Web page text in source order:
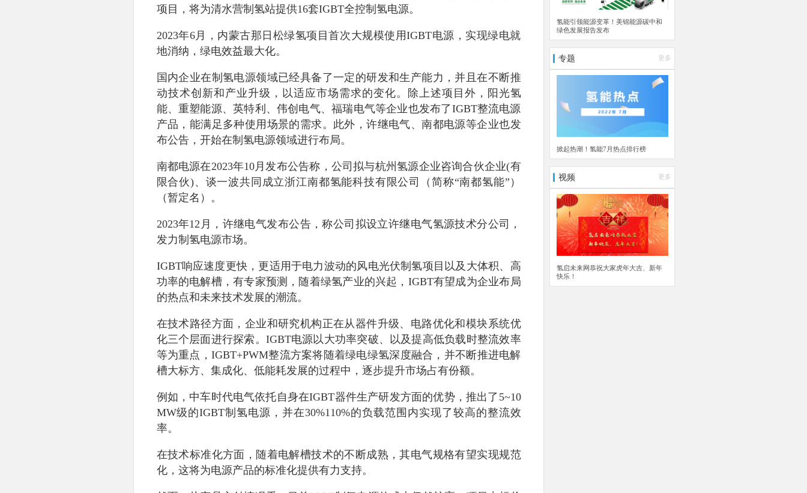
项目，将为清水营制氢站提供16套IGBT全控制氢电源。
2023年6月，内蒙古那日松绿氢项目首次大规模使用IGBT电源，实现绿电就
地消纳，绿电效益最大化。
国内企业在制氢电源领域已经具备了一定的研发和生产能力，并且在不断推
动技术创新和产业升级，以适应市场需求的变化。除上述项目外，阳光氢
能、重塑能源、英特利、伟创电气、福瑞电气等企业也发布了IGBT整流电源
产品，能满足多种使用场景的需求。此外，许继电气、南都电源等企业也发
布公告，开始在制氢电源领域进行布局。
南都电源在2023年10月发布公告称，公司拟与杭州氢源企业咨询合伙企业(有
限合伙)、谈一波共同成立浙江南都氢能科技有限公司（简称“南都氢能”）
（暂定名）。
2023年12月，许继电气发布公告，称公司拟设立许继电气氢源技术分公司，
发力制氢电源市场。
IGBT响应速度更快，更适用于电力波动的风电光伏制氢项目以及大体积、高
功率的电解槽，有专家预测，随着绿氢产业的兴起，IGBT有望成为企业布局
的热点和未来技术发展的潮流。
在技术路径方面，企业和研究机构正在从器件升级、电路优化和模块系统优
化三个层面进行探索。IGBT电源以大功率突破、以及提高低负载时整流效率
等为重点，IGBT+PWM整流方案将随着绿电绿氢深度融合，并不断推进电解
槽大标方、集成化、低能耗发展的过程中，逐步提升市场占有份额。
例如，中车时代电气依托自身在IGBT器件生产研发方面的优势，推出了5~10
MW级的IGBT制氢电源，并在30%110%的负载范围内实现了较高的整流效
率。
在技术标准化方面，随着电解槽技术的不断成熟，其电气规格有望实现规范
化，这将为电源产品的标准化提供有力支持。
氢能引领能源变革！美锦能源碳中和
绿色发展报告发布
专题 更多
掀起热潮！氢能7月热点排行榜
视频 更多
氢启未来网恭祝大家虎年大吉、新年
快乐！